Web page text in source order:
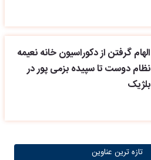
الهام گرفتن از دکوراسیون خانه نعیمه
نظام دوست تا سپیده بزمی پور در
بلژیک
تازه ترین عناوین